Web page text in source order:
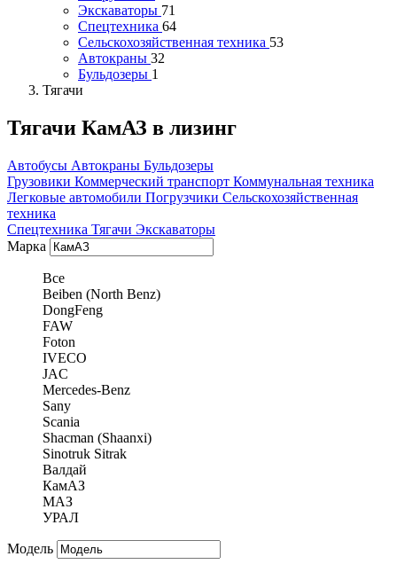
Экскаваторы 71
Спецтехника 64
Сельскохозяйственная техника 53
Автокраны 32
Бульдозеры 1
Тягачи
Тягачи КамАЗ в лизинг
Автобусы Автокраны Бульдозеры
Грузовики Коммерческий транспорт Коммунальная техника
Легковые автомобили Погрузчики Сельскохозяйственная
техника
Спецтехника Тягачи Экскаваторы
Марка
Все
Beiben (North Benz)
DongFeng
FAW
Foton
IVECO
JAC
Mercedes-Benz
Sany
Scania
Shacman (Shaanxi)
Sinotruk Sitrak
Валдай
КамАЗ
МАЗ
УРАЛ
Модель